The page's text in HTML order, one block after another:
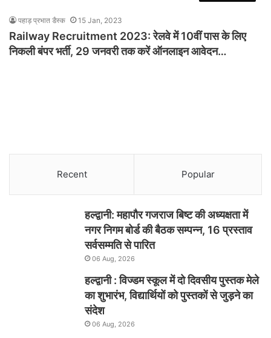
पहाड़ प्रभात डैस्क 15 Jan, 2023
Railway Recruitment 2023: रेलवे में 10वीं पास के लिए
निकली बंपर भर्ती, 29 जनवरी तक करें ऑनलाइन आवेदन…
Recent Popular
हल्द्वानी: महापौर गजराज बिष्ट की अध्यक्षता में
नगर निगम बोर्ड की बैठक सम्पन्न, 16 प्रस्ताव
सर्वसम्मति से पारित
06 Aug, 2026
हल्द्वानी : विज्डम स्कूल में दो दिवसीय पुस्तक मेले
का शुभारंभ, विद्यार्थियों को पुस्तकों से जुड़ने का
संदेश
06 Aug, 2026